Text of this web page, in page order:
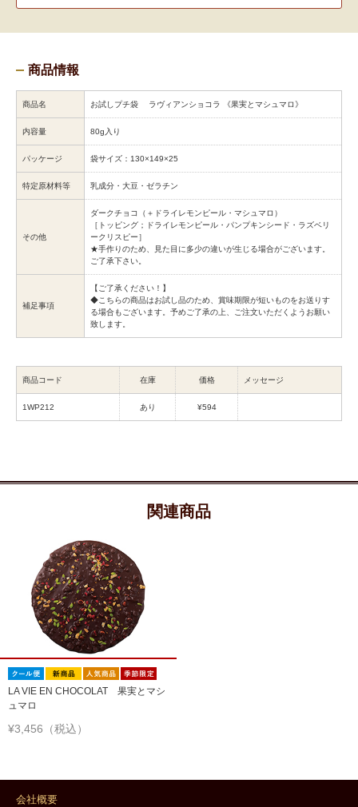
商品情報
商品名 お試しプチ袋 ラヴィアンショコラ 《果実とマシュマロ》
内容量 80g入り
パッケージ 袋サイズ：130×149×25
特定原材料等 乳成分・大豆・ゼラチン
その他
ダークチョコ（＋ドライレモンピール・マシュマロ）
［トッピング；ドライレモンピール・パンプキンシード・ラズベリ
ークリスピー］
★手作りのため、見た目に多少の違いが生じる場合がございます。
ご了承下さい。
補足事項
【ご了承ください！】
◆こちらの商品はお試し品のため、賞味期限が短いものをお送りす
る場合もございます。予めご了承の上、ご注文いただくようお願い
致します。
商品コード 在庫 価格 メッセージ
1WP212 あり ¥594
関連商品
LA VIE EN CHOCOLAT 果実とマシ
ュマロ
¥3,456（税込）
会社概要